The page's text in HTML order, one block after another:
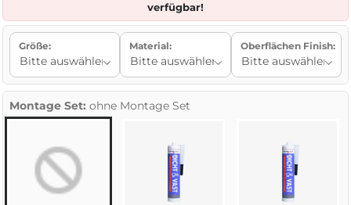
verfügbar!
Größe: Material: Oberflächen Finish:
Montage Set: ohne Montage Set